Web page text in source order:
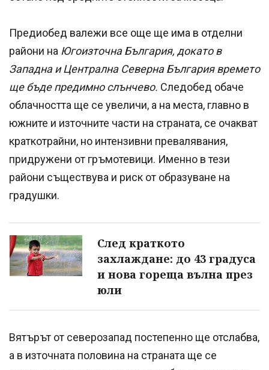
Предиобед валежи все още ще има в отделни
райони на Югоизточна България, докато в
Западна и Централна Северна България времето
ще бъде предимно слънчево. Следобед обаче
облачността ще се увеличи, а на места, главно в
южните и източните части на страната, се очакват
краткотрайни, но интензивни превалявания,
придружени от гръмотевици. Именно в тези
райони съществува и риск от образуване на
градушки.
След краткото
захлаждане: до 43 градуса
и нова гореща вълна през
юли
Вятърът от северозапад постепенно ще отслабва,
а в източната половина на страната ще се